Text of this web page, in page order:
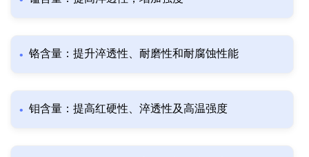
铬含量：提升淬透性、耐磨性和耐腐蚀性能
钼含量：提高红硬性、淬透性及高温强度